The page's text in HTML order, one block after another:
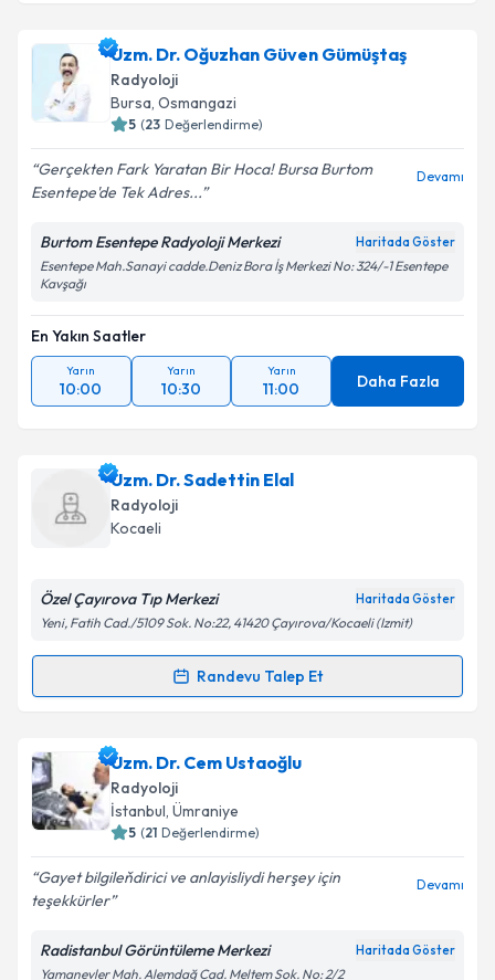
Takvim Talebini Gönder
Dr. Tayfun Akoğluiçin randevu takvimi talebi
oluşturun. Size bu uzmandan randevu almanız için bir
takvim hazırlandığında e-posta ile bilgilendireceğiz.
Kişisel verilerimin işlenmesine ilişkin
Aydınlatma
Metni'ni okudum ve kişisel verilerimin belirtilen
Takvim Talebini Gönder
Uzm. Dr. Oğuzhan Güven Gümüştaş
Radyoloji
Bursa, Osmangazi
5 (23 Değerlendirme)
Gerçekten Fark Yaratan Bir Hoca! Bursa Burtom
Esentepe'de Tek Adres...
Devamı
Burtom Esentepe Radyoloji Merkezi Haritada Göster
Esentepe Mah.Sanayi cadde.Deniz Bora İş Merkezi No: 324/-1 Esentepe
Kavşağı
En Yakın Saatler
Yarın
10:00
Yarın
10:30
Yarın
11:00 Daha Fazla
Uzm. Dr. Sadettin Elal
Radyoloji
Kocaeli
Özel Çayırova Tıp Merkezi Haritada Göster
Yeni, Fatih Cad./5109 Sok. No:22, 41420 Çayırova/Kocaeli (Izmit)
Randevu Talep Et
Randevu Takvimi Talebi
Uzm. Dr. Sadettin Elaliçin randevu takvimi talebi
oluşturun. Size bu uzmandan randevu almanız için bir
takvim hazırlandığında e-posta ile bilgilendireceğiz.
Kişisel verilerimin işlenmesine ilişkin
Aydınlatma
Uzm. Dr. Cem Ustaoğlu
Radyoloji
İstanbul, Ümraniye
5 (21 Değerlendirme)
Gayet bilgileňdirici ve anlayisliydi herşey için
teşekkürler
Devamı
Radistanbul Görüntüleme Merkezi Haritada Göster
Yamanevler Mah. Alemdağ Cad. Meltem Sok. No: 2/2